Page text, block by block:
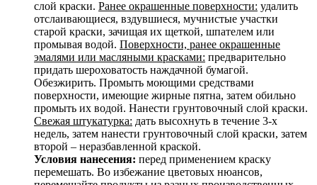
слой краски. Ранее окрашенные поверхности: удалить
отслаивающиеся, вздувшиеся, мучнистые участки
старой краски, зачищая их щеткой, шпателем или
промывая водой. Поверхности, ранее окрашенные
эмалями или масляными красками: предварительно
придать шероховатость наждачной бумагой.
Обезжирить. Промыть моющими средствами
поверхности, имеющие жирные пятна, затем обильно
промыть их водой. Нанести грунтовочный слой краски.
Свежая штукатурка: дать высохнуть в течение 3-х
недель, затем нанести грунтовочный слой краски, затем
второй – неразбавленной краской.
Условия нанесения: перед применением краску
перемешать. Во избежание цветовых нюансов,